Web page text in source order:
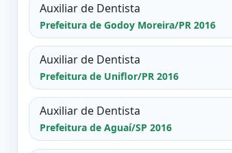
Auxiliar de Dentista
Prefeitura de Godoy Moreira/PR 2016
Auxiliar de Dentista
Prefeitura de Uniflor/PR 2016
Auxiliar de Dentista
Prefeitura de Aguaí/SP 2016